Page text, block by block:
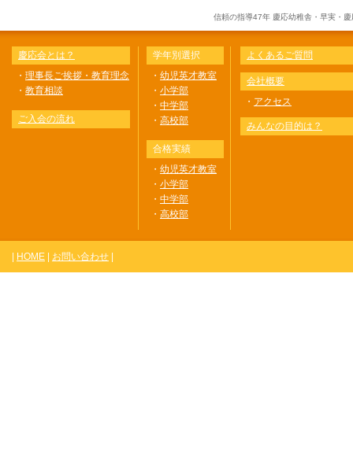
信頼の指導47年 慶応幼稚舎・早実・
慶応会とは？
・ 理事長ご挨拶・教育理念
・ 教育相談
ご入会の流れ
学年別選択
・ 幼児英才教室
・ 小学部
・ 中学部
・ 高校部
合格実績
・ 幼児英才教室
・ 小学部
・ 中学部
・ 高校部
よくあるご質問
会社概要
・ アクセス
みんなの目的は？
HOME お問い合わせ